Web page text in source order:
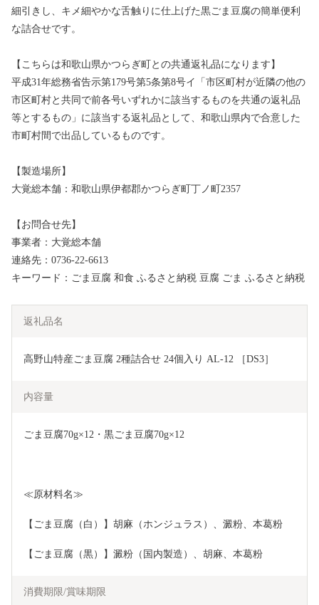
細引きし、キメ細やかな舌触りに仕上げた黒ごま豆腐の簡単便利
な詰合せです。
【こちらは和歌山県かつらぎ町との共通返礼品になります】
平成31年総務省告示第179号第5条第8号イ「市区町村が近隣の他の
市区町村と共同で前各号いずれかに該当するものを共通の返礼品
等とするもの」に該当する返礼品として、和歌山県内で合意した
市町村間で出品しているものです。
【製造場所】
大覚総本舗：和歌山県伊都郡かつらぎ町丁ノ町2357
【お問合せ先】
事業者：大覚総本舗
連絡先：0736-22-6613
キーワード：ごま豆腐 和食 ふるさと納税 豆腐 ごま ふるさと納税
返礼品名
高野山特産ごま豆腐 2種詰合せ 24個入り AL-12 ［DS3］
内容量
ごま豆腐70g×12・黒ごま豆腐70g×12
≪原材料名≫
【ごま豆腐（白）】胡麻（ホンジュラス）、澱粉、本葛粉
【ごま豆腐（黒）】澱粉（国内製造）、胡麻、本葛粉
消費期限/賞味期限